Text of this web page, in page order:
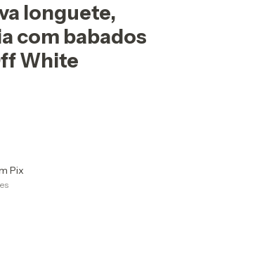
longuete,
com babados
White
Pix